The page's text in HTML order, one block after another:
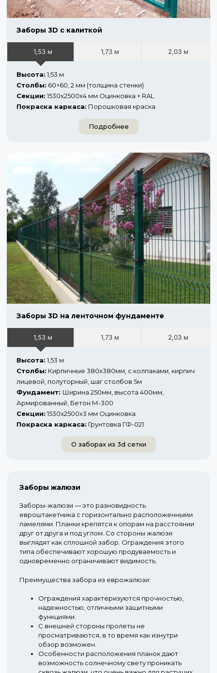
Заборы 3D с калиткой
1,53 м 1,73 м 2,03 м
Высота:1,53 м
Столбы: 60×60, 2 мм (толщина стенки)
Секции:1530x2500x4 мм Оцинковка + RAL
Покраска каркаса: Порошковая краска
Подробнее
Заборы 3D на ленточном фундаменте
1,53 м 1,73 м 2,03 м
Высота:1,53 м
Столбы: Кирпичные 380х380мм, с колпаками, кирпич
лицевой, полуторный, шаг столбов 5м
Фундамент: Ширина 250мм, высота 400мм,
Армированный, Бетон М-300
Секции:1530x2500x3 мм Оцинковка
Покраска каркаса: Грунтовка ГФ-021
О заборах из 3d сетки
Заборы жалюзи
Заборы-жалюзи — это разновидность
евроштакетника с горизонтально расположенными
ламелями. Планки крепятся к опорам на расстоянии
друг от друга и под углом. Со стороны жалюзи
выглядят как сплошной забор. Ограждения этого
типа обеспечивают хорошую продуваемость и
одновременно ограничивают видимость.
Преимущества забора из еврожалюзи:
Ограждения характеризуются прочностью,
надежностью, отличными защитными
функциями.
С внешней стороны пролеты не
просматриваются, в то время как изнутри
обзор возможен.
Особенности расположения планок дают
возможность солнечному свету проникать